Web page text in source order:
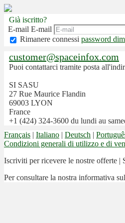
Già iscritto?
E-mail E-mail
Rimanere connessi password
customer@spaceinfox.com
Puoi contattarci tramite posta
SI SASU
27 Rue Maurice Flandin
69003 LYON
France
+1 (424) 324-3600 du lundi au
Français | Italiano | Deutsch |
Condizioni generali di utilizzo e di
Iscriviti per ricevere le nostre offerte |
Per consultare la nostra informativa